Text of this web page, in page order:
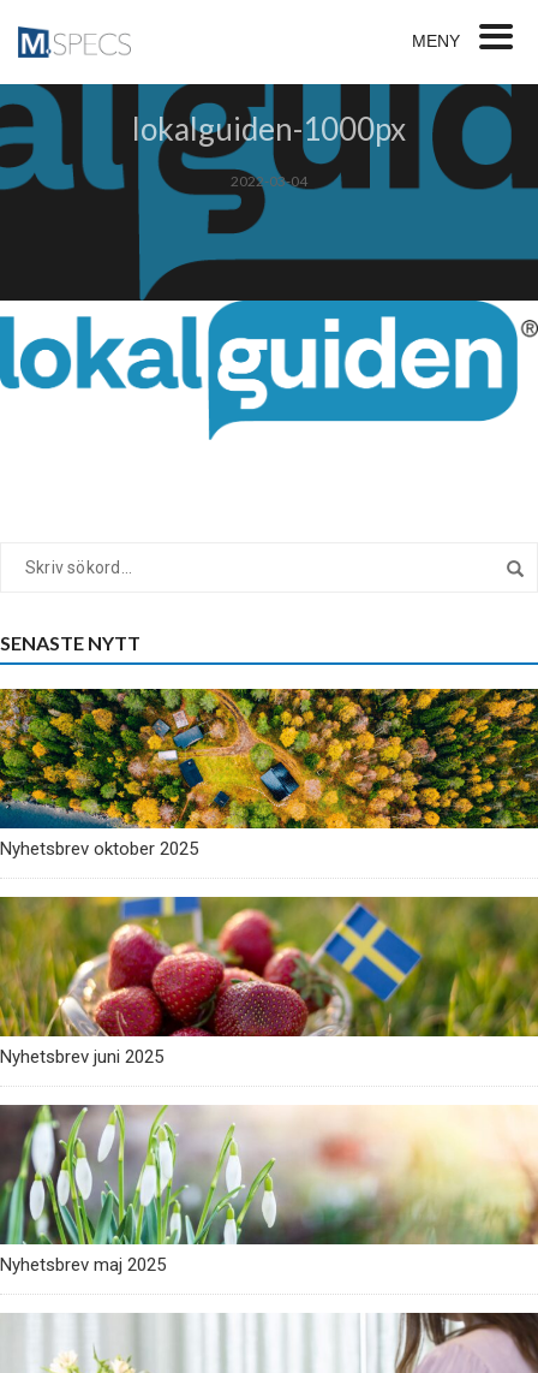
lokalguiden-1000px
2022-03-04
SENASTE NYTT
Nyhetsbrev oktober 2025
Nyhetsbrev juni 2025
Nyhetsbrev maj 2025
MENY